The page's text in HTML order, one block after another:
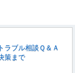
ラブル相談Ｑ＆Ａ
策まで